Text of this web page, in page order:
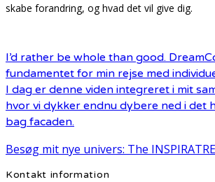
skabe forandring, og hvad det vil give dig.
I’d rather be whole than good.
fundamentet for min rejse med
I dag er denne viden integreret i mit
hvor vi dykker endnu dybere ned i det
bag facaden.
Besøg mit nye univers: The
Kontakt information